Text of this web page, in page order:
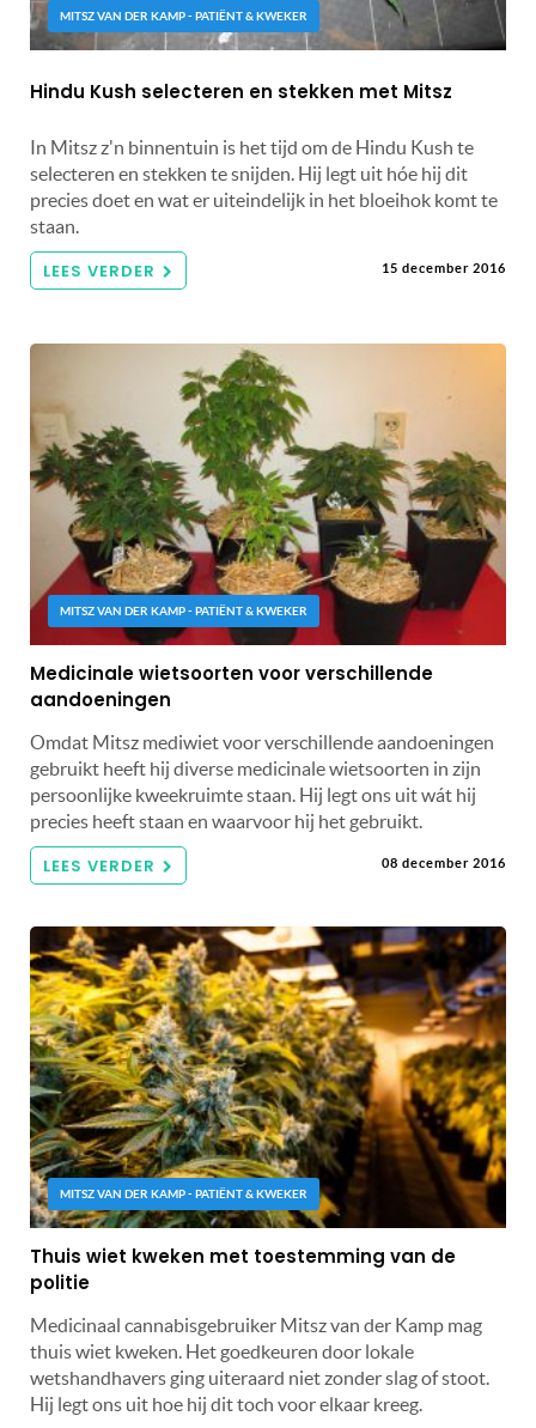
MITSZ VAN DER KAMP - PATIËNT & KWEKER
Hindu Kush selecteren en stekken met Mitsz
In Mitsz z'n binnentuin is het tijd om de Hindu Kush te
selecteren en stekken te snijden. Hij legt uit hóe hij dit
precies doet en wat er uiteindelijk in het bloeihok komt te
staan.
LEES VERDER 15 december 2016
MITSZ VAN DER KAMP - PATIËNT & KWEKER
Medicinale wietsoorten voor verschillende
aandoeningen
Omdat Mitsz mediwiet voor verschillende aandoeningen
gebruikt heeft hij diverse medicinale wietsoorten in zijn
persoonlijke kweekruimte staan. Hij legt ons uit wát hij
precies heeft staan en waarvoor hij het gebruikt.
LEES VERDER 08 december 2016
MITSZ VAN DER KAMP - PATIËNT & KWEKER
Thuis wiet kweken met toestemming van de
politie
Medicinaal cannabisgebruiker Mitsz van der Kamp mag
thuis wiet kweken. Het goedkeuren door lokale
wetshandhavers ging uiteraard niet zonder slag of stoot.
Hij legt ons uit hoe hij dit toch voor elkaar kreeg.